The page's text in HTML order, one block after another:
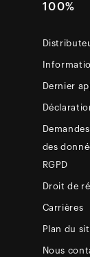
100%
Dernier
des
RGPD
Droit de
Carrières
Plan du
Nous